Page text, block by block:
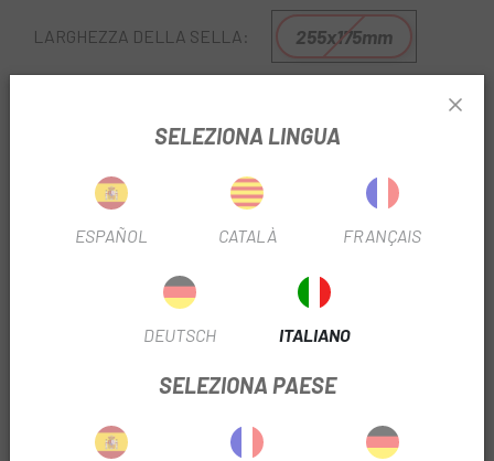
LARGHEZZA DELLA SELLA: 255x175mm
FAMMI SAPERE QUANDO SEI DISPONIBILE.
in sella alla bici e ti offriamo una vasta selezione di sellini
anatomico centrale che aiuta a ridurre la pressione nella
SELEZIONA LINGUA
ESPAÑOL CATALÀ FRANÇAIS
DEUTSCH ITALIANO
SELEZIONA PAESE